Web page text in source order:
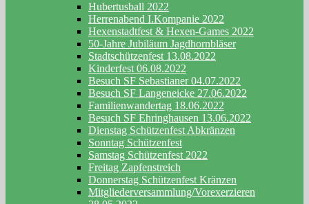
Hubertusball 2022
Herrenabend I.Kompanie 2022
Hexenstadtfest & Hexen-Games 2022
50-Jahre Jubiläum Jagdhornbläser
Stadtschützenfest 13.08.2022
Kinderfest 06.08.2022
Besuch SF Sebastianer 04.07.2022
Besuch SF Langeneicke 27.06.2022
Familienwandertag 18.06.2022
Besuch SF Ehringhausen 13.06.2022
Dienstag Schützenfest Abkränzen
Sonntag Schützenfest
Samstag Schützenfest 2022
Freitag Zapfenstreich
Donnerstag Schützenfest Kränzen
Mitgliederversammlung/Vorexerzieren